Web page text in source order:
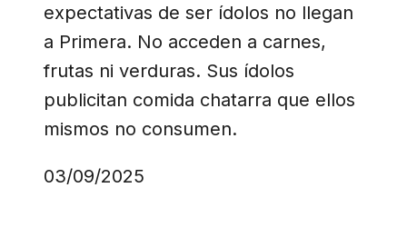
expectativas de ser ídolos no llegan
a Primera. No acceden a carnes,
frutas ni verduras. Sus ídolos
publicitan comida chatarra que ellos
mismos no consumen.
03/09/2025